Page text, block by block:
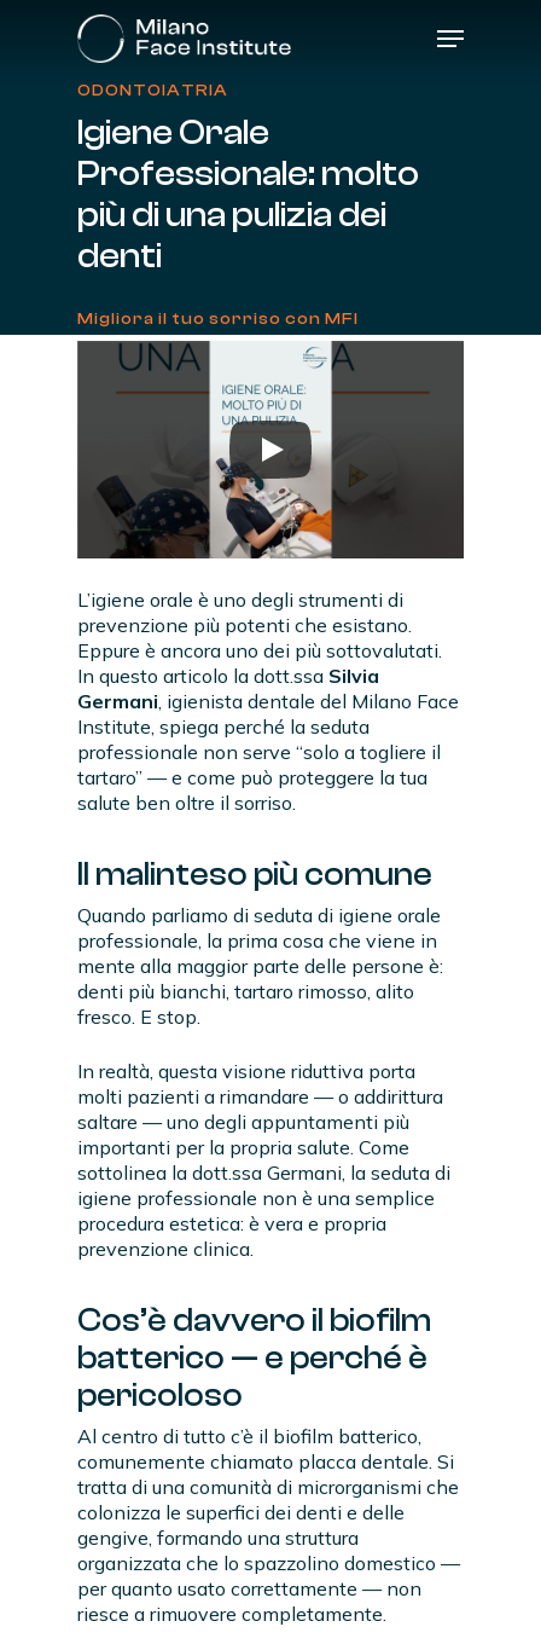
Menu
ODONTOIATRIA
Igiene Orale
Professionale: molto
più di una pulizia dei
denti
Migliora il tuo sorriso con MFI
L’igiene orale è uno degli strumenti di
prevenzione più potenti che esistano.
Eppure è ancora uno dei più sottovalutati.
In questo articolo la dott.ssa Silvia
Germani , igienista dentale del Milano Face
Institute, spiega perché la seduta
professionale non serve “solo a togliere il
tartaro” — e come può proteggere la tua
salute ben oltre il sorriso.
Il malinteso più comune
Quando parliamo di seduta di igiene orale
professionale, la prima cosa che viene in
mente alla maggior parte delle persone è:
denti più bianchi, tartaro rimosso, alito
fresco. E stop.
In realtà, questa visione riduttiva porta
molti pazienti a rimandare — o addirittura
saltare — uno degli appuntamenti più
importanti per la propria salute. Come
sottolinea la dott.ssa Germani, la seduta di
igiene professionale non è una semplice
procedura estetica: è vera e propria
prevenzione clinica.
Cos’è davvero il biofilm
batterico — e perché è
pericoloso
Al centro di tutto c’è il biofilm batterico,
comunemente chiamato placca dentale. Si
tratta di una comunità di microrganismi che
colonizza le superfici dei denti e delle
gengive, formando una struttura
organizzata che lo spazzolino domestico —
per quanto usato correttamente — non
riesce a rimuovere completamente.